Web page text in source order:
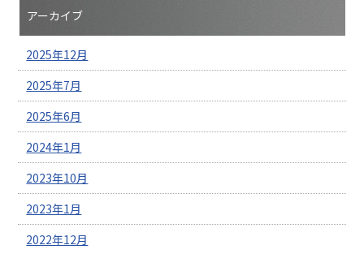
アーカイブ
2025年12月
2025年7月
2025年6月
2024年1月
2023年10月
2023年1月
2022年12月